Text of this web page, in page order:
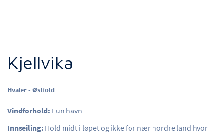
Kjellvika
Hvaler - Østfold
Vindforhold: Lun havn
Innseiling: Hold midt i løpet og ikke for nær nordre land hvor